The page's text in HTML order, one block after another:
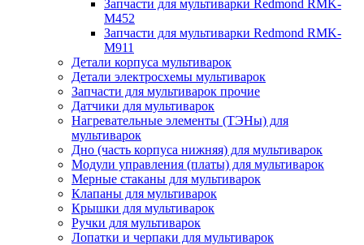
Запчасти для мультиварки Redmond RMK-
M452
Запчасти для мультиварки Redmond RMK-
M911
Детали корпуса мультиварок
Детали электросхемы мультиварок
Запчасти для мультиварок прочие
Датчики для мультиварок
Нагревательные элементы (ТЭНы) для
мультиварок
Дно (часть корпуса нижняя) для мультиварок
Модули управления (платы) для мультиварок
Мерные стаканы для мультиварок
Клапаны для мультиварок
Крышки для мультиварок
Ручки для мультиварок
Лопатки и черпаки для мультиварок